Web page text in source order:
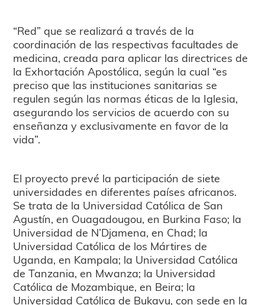
“Red” que se realizará a través de la
coordinación de las respectivas facultades de
medicina, creada para aplicar las directrices de
la Exhortación Apostólica, según la cual “es
preciso que las instituciones sanitarias se
regulen según las normas éticas de la Iglesia,
asegurando los servicios de acuerdo con su
enseñanza y exclusivamente en favor de la
vida”.
El proyecto prevé la participación de siete
universidades en diferentes países africanos.
Se trata de la Universidad Católica de San
Agustín, en Ouagadougou, en Burkina Faso; la
Universidad de N’Djamena, en Chad; la
Universidad Católica de los Mártires de
Uganda, en Kampala; la Universidad Católica
de Tanzania, en Mwanza; la Universidad
Católica de Mozambique, en Beira; la
Universidad Católica de Bukavu, con sede en la